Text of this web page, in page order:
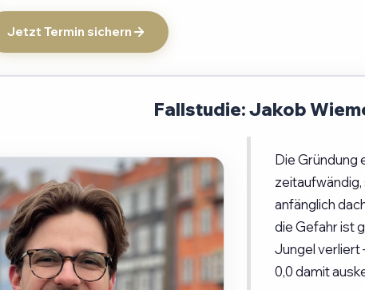
Jetzt Termin sichern
Fallstudie: Jakob
Die Gründung
zeitaufwändig,
anfänglich
die Gefahr ist
Jungel verliert
0,0 damit